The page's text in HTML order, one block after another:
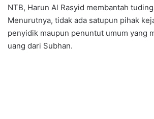
NTB, Harun Al Rasyid membantah
Menurutnya, tidak ada satupun pihak
penyidik maupun penuntut umum yang
uang dari Subhan.